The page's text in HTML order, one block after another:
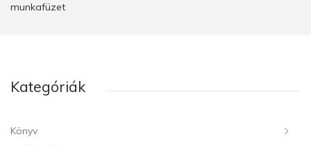
munkafüzet
Kategóriák
Könyv